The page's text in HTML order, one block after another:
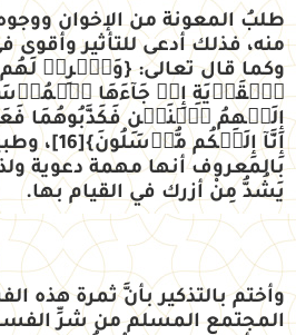
طلبُ المعونة من الإخوان
منه، فذلك أدعى للتأثير وأقوى
وكما قال تعالى:{وَٱضۡرِبۡ لَهُم
ٱلۡقَرۡيَةِ إِذۡ جَآءَهَا
إِلَيۡهِمُ ٱثۡنَيۡنِ فَكَذَّبُوهُمَا
إِنَّآ إِلَيۡكُم مُّرۡسَلُونَ}
[16] ،
بالمعروف أنها مهمة دعوية
يَشُدُّ مِنْ أزرك في القيام بها.
وأختم بالتذكيربأنَّ ثمرة هذه
المجتمع المسلم من شرِّ